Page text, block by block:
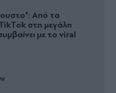
Από τα
στη μεγάλη
με το viral